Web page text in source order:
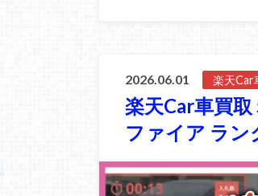
2026.06.01 楽天Car
楽天Car車買
ファイア ラン